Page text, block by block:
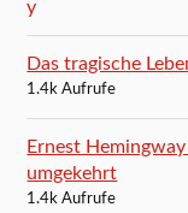
Das tragische
1.4k Aufrufe
Ernest
umgekehrt
1.4k Aufrufe